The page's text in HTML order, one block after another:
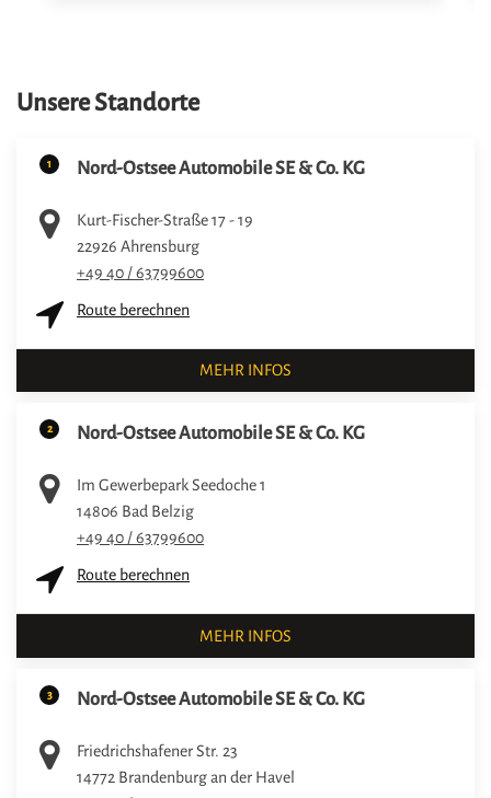
Unsere Standorte
1 Nord-Ostsee Automobile SE & Co. KG
Kurt-Fischer-Straße 17 - 19
22926 Ahrensburg
+49 40 / 63799600
Route berechnen
MEHR INFOS
2 Nord-Ostsee Automobile SE & Co. KG
Im Gewerbepark Seedoche 1
14806 Bad Belzig
+49 40 / 63799600
Route berechnen
MEHR INFOS
3 Nord-Ostsee Automobile SE & Co. KG
Friedrichshafener Str. 23
14772 Brandenburg an der Havel